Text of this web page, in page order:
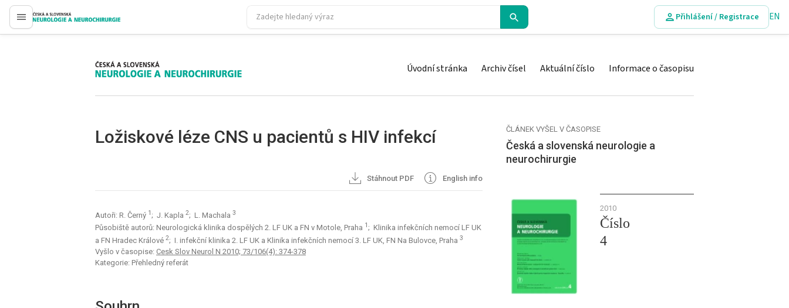
proLékaře.cz
Přihlášení / Registrace EN
proLékaře.cz Úvodní stránka Archiv čísel Aktuální číslo Informace o časopisu
Ložiskové léze CNS u pacientů s HIV infekcí
Stáhnout PDF English info
Autoři: R. Černý 1 ; J. Kapla 2; L. Machala 3
Působiště autorů: Neurologická klinika dospělých 2. LF UK a FN v Motole, Praha 1 ; Klinika infekčních nemocí LF UK
a FN Hradec Králové 2; I. infekční klinika 2. LF UK a Klinika infekčních nemocí 3. LF UK, FN Na Bulovce, Praha 3
Vyšlo v časopise: Cesk Slov Neurol N 2010; 73/106(4): 374-378
Kategorie: Přehledný referát
ČLÁNEK VYŠEL V ČASOPISE
Česká a slovenská neurologie a
neurochirurgie
2010
Číslo
4